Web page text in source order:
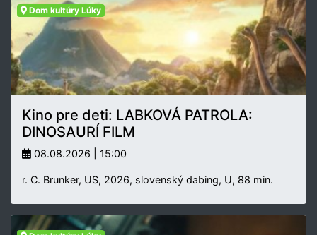
Dom kultúry Lúky
Kino pre deti: LABKOVÁ PATROLA:
DINOSAURÍ FILM
08.08.2026 | 15:00
r. C. Brunker, US, 2026, slovenský dabing, U, 88 min.